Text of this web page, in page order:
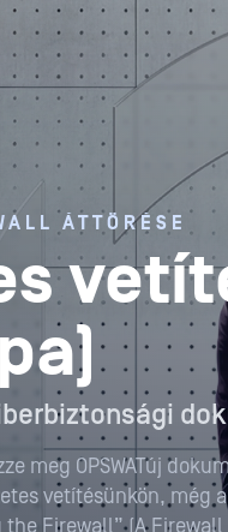
ÁTTÖRÉSE
meg OPSWATúj
vetítésünkön, még
Firewall” (A